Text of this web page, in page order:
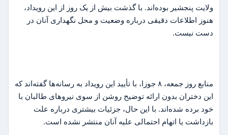
ولایت پنجشیر بوده‌اند. با گذشت بیش از یک روز از این رویداد،
هنوز اطلاعات دقیقی درباره وضعیت و محل نگهداری آنان در
دست نیست.
منابع روز جمعه، ۸ جوزا، با تأیید این رویداد به رسانه‌ها گفته‌اند که
این دختران بدون ارائه توضیح روشن از سوی نیروهای طالبان با
خود برده شده‌اند. با این حال، جزئیات بیشتری درباره علت
بازداشت یا اتهام احتمالی علیه آنان منتشر نشده است.